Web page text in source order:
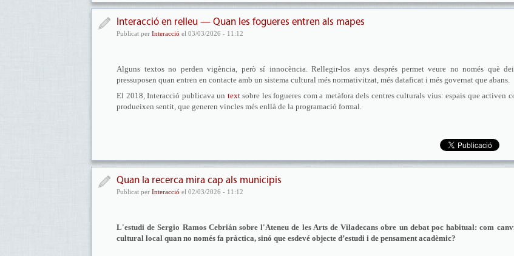
Interacció en relleu — Quan les fogueres entren als mapes
Publicat per Interacció el 03/03/2026 - 11:12
Alguns textos no perden vigència, però sí innocència. Rellegir-los anys després permet veure no només què
pressuposen quan entren en contacte amb un sistema cultural més normativitzat, més dataficat i més governat que abans.
El 2018, Interacció publicava un textsobre les fogueres com a metàfora dels centres culturals vius: espais que activen
produeixen sentit, que generen vincles més enllà de la programació formal.
Quan la recerca mira cap als municipis
Publicat per Interacció el 02/03/2026 - 11:12
L'estudi de Sergio Ramos Cebrián sobre l'Ateneu de les Arts de Viladecans obre un debat poc habitual: com
cultural local quan no només fa pràctica, sinó que esdevé objecte d’estudi i de pensament acadèmic?